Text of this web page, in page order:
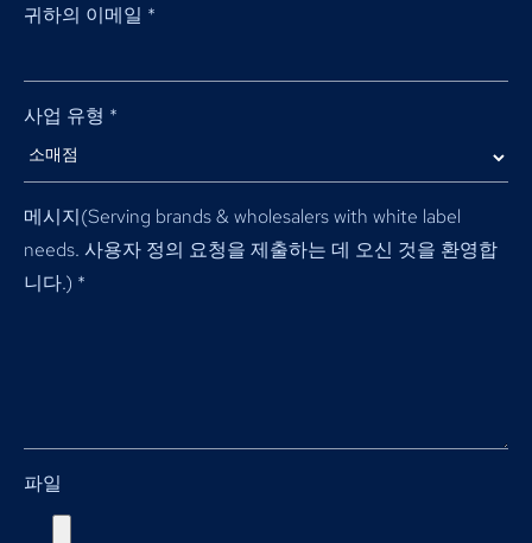
귀하의 이메일 *
사업 유형 *
메시지(Serving brands & wholesalers with white label
needs. 사용자 정의 요청을 제출하는 데 오신 것을 환영합
니다.) *
파일